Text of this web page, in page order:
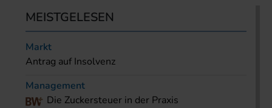
MEISTGELESEN
Markt
Antrag auf Insolvenz
Management
Die Zuckersteuer in der Praxis